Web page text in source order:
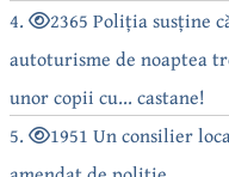
4.
2365 Poliția susține
autoturisme de noaptea
unor copii cu... castane!
5.
1951 Un consilier